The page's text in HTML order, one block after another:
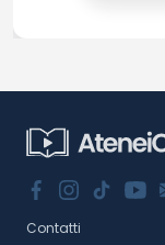
Contatti